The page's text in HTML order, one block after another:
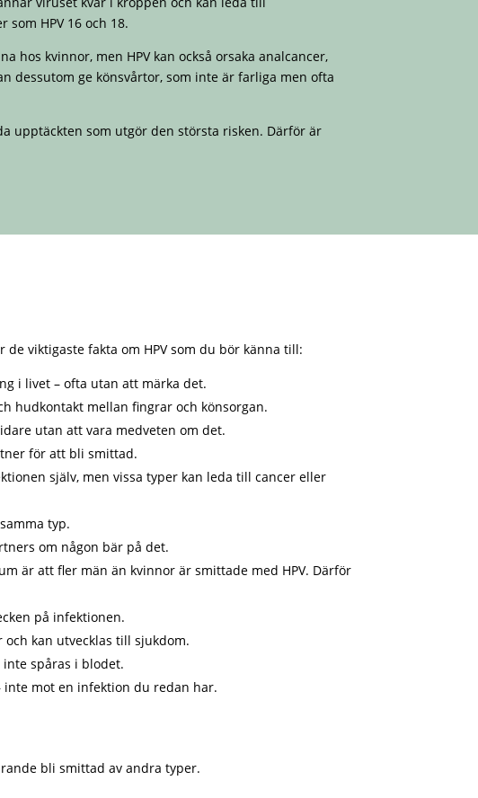
HPV 16 och 18.
hos kvinnor, men HPV kan också orsaka analcancer,
dessutom ge könsvårtor, som inte är farliga men ofta
upptäckten som utgör den största risken. Därför är
viktigaste fakta om HPV som du bör känna till:
i livet – ofta utan att märka det.
hudkontakt mellan fingrar och könsorgan.
utan att vara medveten om det.
för att bli smittad.
själv, men vissa typer kan leda till cancer eller
typ.
om någon bär på det.
är att fler män än kvinnor är smittade med HPV. Därför
på infektionen.
kan utvecklas till sjukdom.
spåras i blodet.
mot en infektion du redan har.
bli smittad av andra typer.